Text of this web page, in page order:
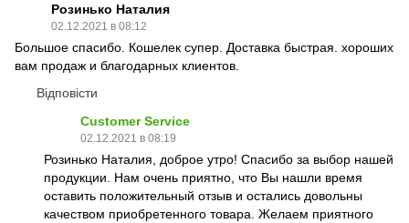
Розинько Наталия
02.12.2021 в 08:12
Большое спасибо. Кошелек супер. Доставка быстрая. хороших
вам продаж и благодарных клиентов.
Відповісти
Customer Service
02.12.2021 в 08:19
Розинько Наталия, доброе утро! Спасибо за выбор нашей
продукции. Нам очень приятно, что Вы нашли время
оставить положительный отзыв и остались довольны
качеством приобретенного товара. Желаем приятного